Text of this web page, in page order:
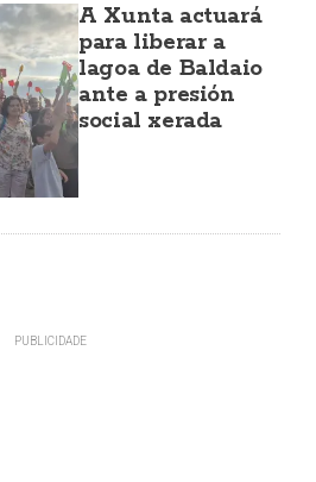
A Xunta actuará
para liberar a
lagoa de Baldaio
ante a presión
social xerada